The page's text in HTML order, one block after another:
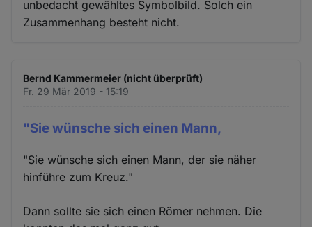
unbedacht gewähltes Symbolbild. Solch ein
Zusammenhang besteht nicht.
Bernd Kammermeier (nicht überprüft)
Fr. 29 Mär 2019 - 15:19
"Sie wünsche sich einen Mann,
"Sie wünsche sich einen Mann, der sie näher
hinführe zum Kreuz."
Dann sollte sie sich einen Römer nehmen. Die